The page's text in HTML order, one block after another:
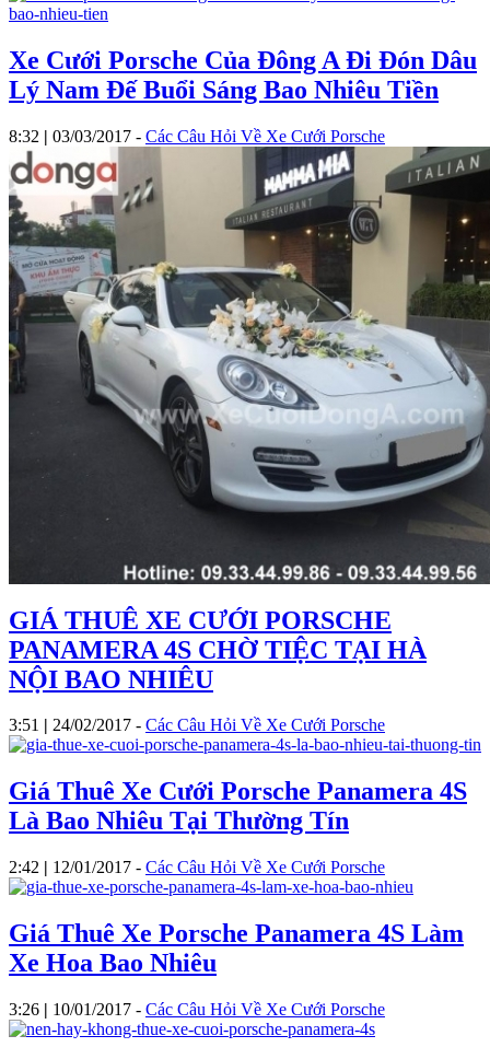
Xe Cưới Porsche Của Đông A Đi Đón Dâu
Lý Nam Đế Buổi Sáng Bao Nhiêu Tiền
8:32 | 03/03/2017 - Các Câu Hỏi Về Xe Cưới Porsche
GIÁ THUÊ XE CƯỚI PORSCHE
PANAMERA 4S CHỜ TIỆC TẠI HÀ
NỘI BAO NHIÊU
3:51 | 24/02/2017 - Các Câu Hỏi Về Xe Cưới Porsche
Giá Thuê Xe Cưới Porsche Panamera 4S
Là Bao Nhiêu Tại Thường Tín
2:42 | 12/01/2017 - Các Câu Hỏi Về Xe Cưới Porsche
Giá Thuê Xe Porsche Panamera 4S Làm
Xe Hoa Bao Nhiêu
3:26 | 10/01/2017 - Các Câu Hỏi Về Xe Cưới Porsche